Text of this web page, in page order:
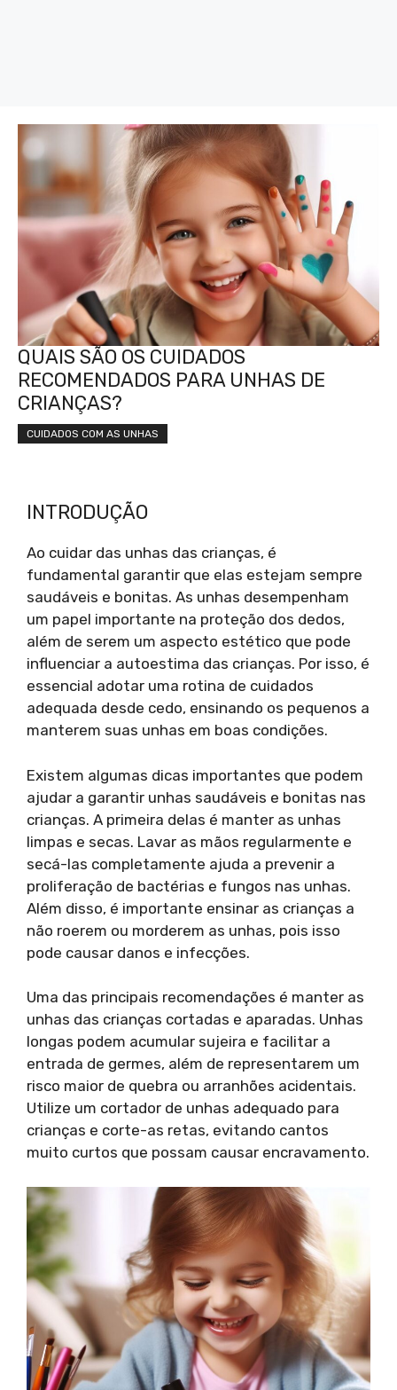
QUAIS SÃO OS CUIDADOS
RECOMENDADOS PARA UNHAS DE
CRIANÇAS?
CUIDADOS COM AS UNHAS
INTRODUÇÃO
Ao cuidar das unhas das crianças, é
fundamental garantir que elas estejam sempre
saudáveis e bonitas. As unhas desempenham
um papel importante na proteção dos dedos,
além de serem um aspecto estético que pode
influenciar a autoestima das crianças. Por isso, é
essencial adotar uma rotina de cuidados
adequada desde cedo, ensinando os pequenos a
manterem suas unhas em boas condições.
Existem algumas dicas importantes que podem
ajudar a garantir unhas saudáveis e bonitas nas
crianças. A primeira delas é manter as unhas
limpas e secas. Lavar as mãos regularmente e
secá-las completamente ajuda a prevenir a
proliferação de bactérias e fungos nas unhas.
Além disso, é importante ensinar as crianças a
não roerem ou morderem as unhas, pois isso
pode causar danos e infecções.
Uma das principais recomendações é manter as
unhas das crianças cortadas e aparadas. Unhas
longas podem acumular sujeira e facilitar a
entrada de germes, além de representarem um
risco maior de quebra ou arranhões acidentais.
Utilize um cortador de unhas adequado para
crianças e corte-as retas, evitando cantos
muito curtos que possam causar encravamento.